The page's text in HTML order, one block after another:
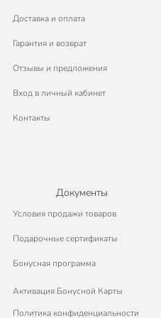
для
плит
для электрических
посудомоечной
машины
Доставка и оплата
Гарантия и возврат
Отзывы и предложения
Вход в личный кабинет
Контакты
Документы
Условия продажи товаров
Подарочные сертификаты
Бонусная программа
Активация Бонусной Карты
Политика конфиденциальности